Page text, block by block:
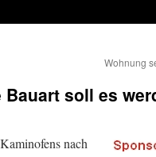
Wohnung
soll es
nach